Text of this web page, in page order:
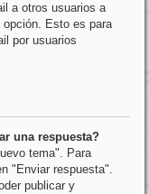
a otros usuarios a
Esto es para
por usuarios
una respuesta?
tema". Para
"Enviar respuesta".
publicar y